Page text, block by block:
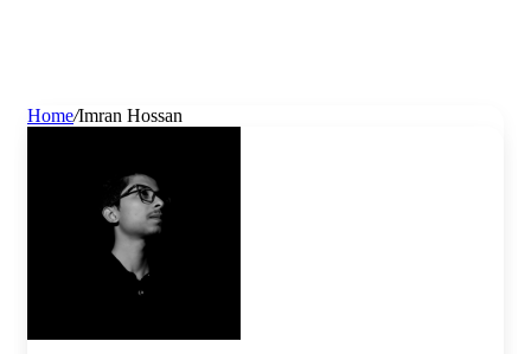
Home/Imran Hossan